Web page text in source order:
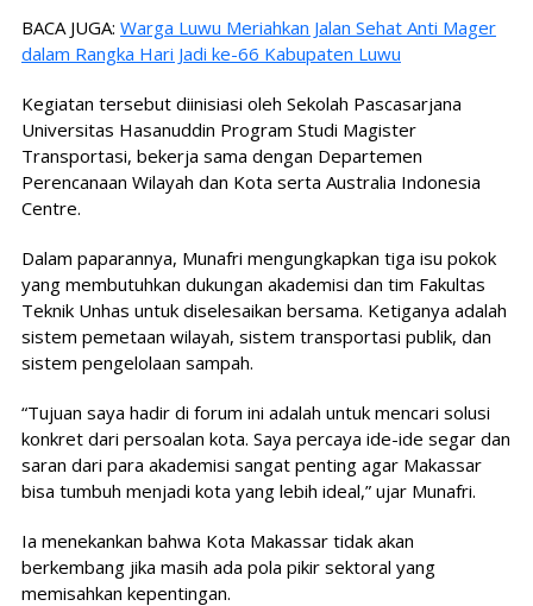
BACA JUGA: Warga Luwu Meriahkan Jalan Sehat Anti Mager
dalam Rangka Hari Jadi ke-66 Kabupaten Luwu
Kegiatan tersebut diinisiasi oleh Sekolah Pascasarjana
Universitas Hasanuddin Program Studi Magister
Transportasi, bekerja sama dengan Departemen
Perencanaan Wilayah dan Kota serta Australia Indonesia
Centre.
Dalam paparannya, Munafri mengungkapkan tiga isu pokok
yang membutuhkan dukungan akademisi dan tim Fakultas
Teknik Unhas untuk diselesaikan bersama. Ketiganya adalah
sistem pemetaan wilayah, sistem transportasi publik, dan
sistem pengelolaan sampah.
“Tujuan saya hadir di forum ini adalah untuk mencari solusi
konkret dari persoalan kota. Saya percaya ide-ide segar dan
saran dari para akademisi sangat penting agar Makassar
bisa tumbuh menjadi kota yang lebih ideal,” ujar Munafri.
Ia menekankan bahwa Kota Makassar tidak akan
berkembang jika masih ada pola pikir sektoral yang
memisahkan kepentingan.